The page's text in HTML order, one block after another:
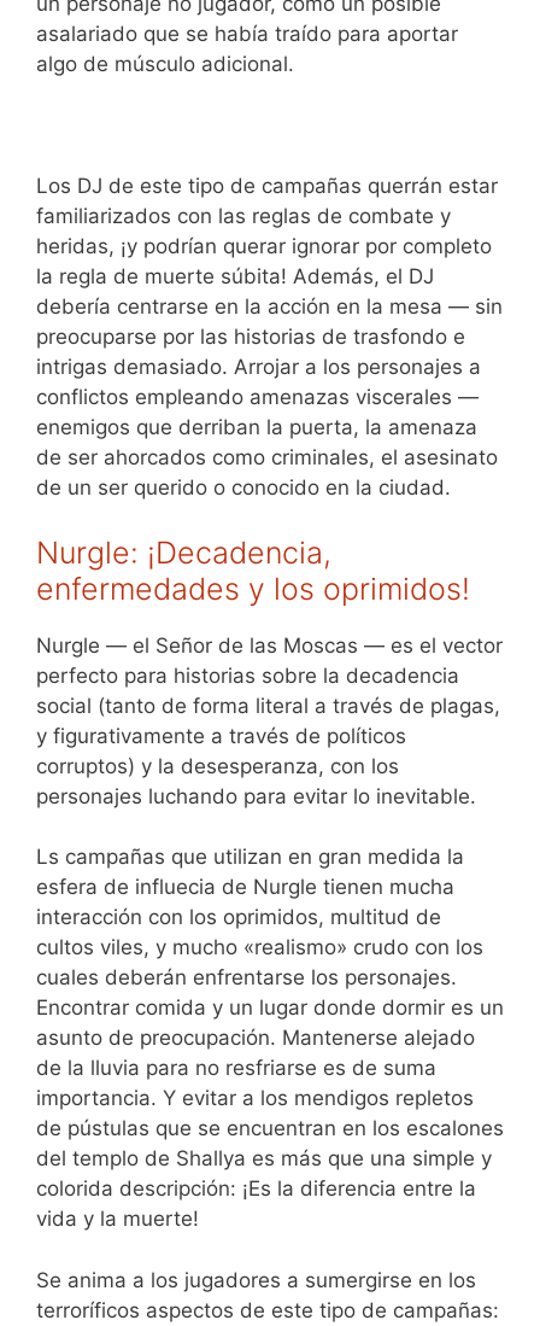
asalariado que se había traído para aportar
algo de músculo adicional.
Los DJ de este tipo de campañas querrán estar
familiarizados con las reglas de combate y
heridas, ¡y podrían querar ignorar por completo
la regla de muerte súbita! Además, el DJ
debería centrarse en la acción en la mesa — sin
preocuparse por las historias de trasfondo e
intrigas demasiado. Arrojar a los personajes a
conflictos empleando amenazas viscerales —
enemigos que derriban la puerta, la amenaza
de ser ahorcados como criminales, el asesinato
de un ser querido o conocido en la ciudad.
Nurgle: ¡Decadencia,
enfermedades y los oprimidos!
Nurgle — el Señor de las Moscas — es el vector
perfecto para historias sobre la decadencia
social (tanto de forma literal a través de plagas,
y figurativamente a través de políticos
corruptos) y la desesperanza, con los
personajes luchando para evitar lo inevitable.
Ls campañas que utilizan en gran medida la
esfera de influecia de Nurgle tienen mucha
interacción con los oprimidos, multitud de
cultos viles, y mucho «realismo» crudo con los
cuales deberán enfrentarse los personajes.
Encontrar comida y un lugar donde dormir es un
asunto de preocupación. Mantenerse alejado
de la lluvia para no resfriarse es de suma
importancia. Y evitar a los mendigos repletos
de pústulas que se encuentran en los escalones
del templo de Shallya es más que una simple y
colorida descripción: ¡Es la diferencia entre la
vida y la muerte!
Se anima a los jugadores a sumergirse en los
terroríficos aspectos de este tipo de campañas: